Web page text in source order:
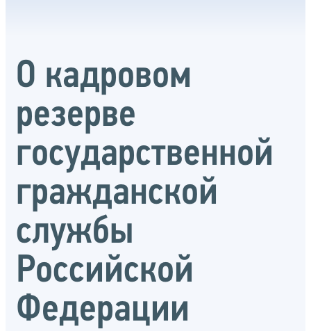
О кадровом
резерве
государственной
гражданской
службы
Российской
Федерации